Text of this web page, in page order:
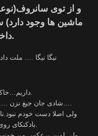
و از توی
ماشین ها وجود
داخل ماشین.
-نیگا نیگا …. ملت
داریم…خاک بر سر کچلت کنم.
ولی اصلا دست خودم